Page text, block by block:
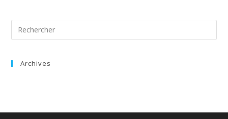
Archives